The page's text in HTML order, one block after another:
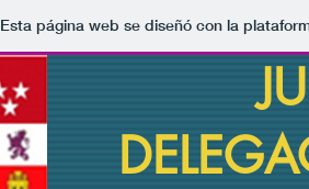
Esta página web se diseñó con la